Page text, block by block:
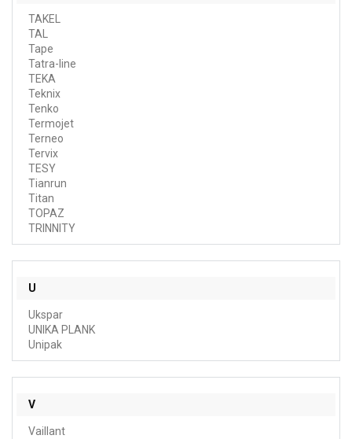
TAKEL
TAL
Tape
Tatra-line
TEKA
Teknix
Tenko
Termojet
Terneo
Tervix
TESY
Tianrun
Titan
TOPAZ
TRINNITY
U
Ukspar
UNIKA PLANK
Unipak
V
Vaillant